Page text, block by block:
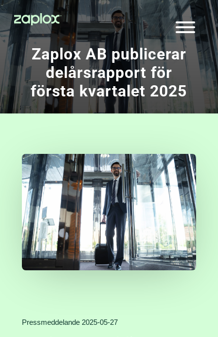
Zaplox AB publicerar
delårsrapport för
första kvartalet 2025
Pressmeddelande 2025-05-27